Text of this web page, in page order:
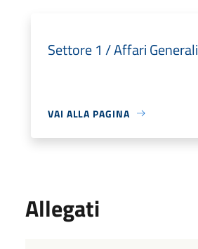
Settore 1 / Affari Generali
VAI ALLA PAGINA
Allegati